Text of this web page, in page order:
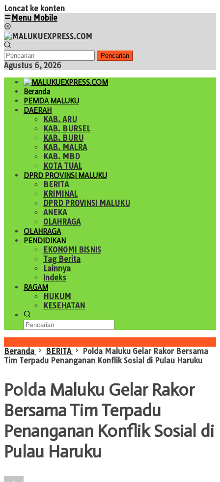
Loncat ke konten
Menu Mobile
Pencarian
Agustus 6, 2026
Beranda
PEMDA MALUKU
DAERAH
KAB. ARU
KAB. BURSEL
KAB. BURU
KAB. MALRA
KAB. MBD
KOTA TUAL
DPRD PROVINSI MALUKU
BERITA
KRIMINAL
DPRD PROVINSI MALUKU
ANEKA
OLAHRAGA
OLAHRAGA
PENDIDIKAN
EKONOMI BISNIS
Tag Berita
Lainnya
Indeks
RAGAM
HUKUM
KESEHATAN
Beranda
BERITA
Polda Maluku Gelar Rakor Bersama
Tim Terpadu Penanganan Konflik Sosial di Pulau Haruku
Polda Maluku Gelar Rakor
Bersama Tim Terpadu
Penanganan Konflik Sosial di
Pulau Haruku